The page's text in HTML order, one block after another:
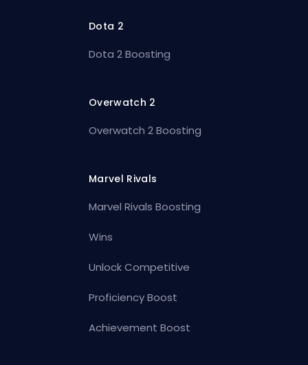
Dota 2
Dota 2 Boosting
Overwatch 2
Overwatch 2 Boosting
Marvel Rivals
Marvel Rivals Boosting
Wins
Unlock Competitive
Proficiency Boost
Achievement Boost